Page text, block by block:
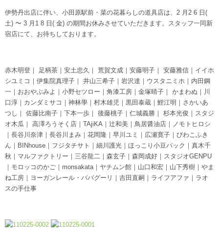
伊勢丹出店に伴い、小田原駅前・菜の花暮らしの道具店は、2 月2 6 日(
土) 〜 3 月1 8 日( 金) の期間お休みさせていただきます。スタッフ一同新
宿店にて、お待ちしております。
赤木明登｜ 足柄茶｜安土忠久｜ 荒賀文成｜安藤明子｜ 安藤雅信｜イイホ
シユミコ｜伊集院真理子｜ 井山三希子｜岩沢達｜ウスタニミホ｜内田鋼
一｜おおやぶみよ｜小野セツロー｜角漆工房｜金塚晴子｜ かまわぬ｜川
口淳｜カンダミサコ｜神林學｜村木雄児｜黒田泰蔵｜鯉江明｜さかいあ
つし｜ 佐藤比南子｜下本一歩｜ 後藤桃子｜仁城義勝｜ 杉本光俊｜スタジ
オ木瓜｜ 高澤ろうそく店｜TAjiKA｜辻和美｜鳥居醤油店｜ノモトヒロシ
｜長谷川奈津｜長谷川まみ｜花岡隆｜早川ユミ｜広瀬寛子｜びわこふき
ん｜BINhouse｜フジタチサト｜細川護光｜ほっこり小豆パック｜真木千
秋｜マルファクトリー｜三谷龍二｜森玄子｜森岡成好｜スタジオGENPU
｜モロッコのかご｜monsakata｜ヤチムン館｜山口和宏｜山下秀樹｜やま
ね工房｜ヨーガンレール・ババグーリ｜吉田直嗣｜ライフアファ｜ラオ
スの手仕事